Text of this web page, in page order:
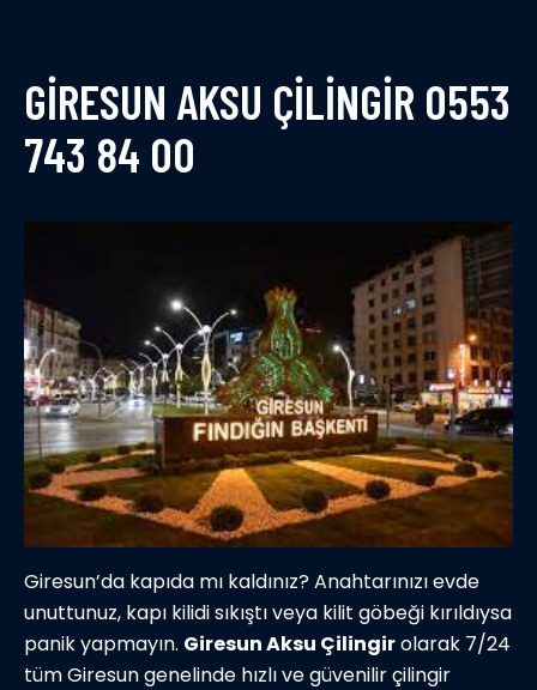
GİRESUN AKSU ÇİLİNGİR 0553
743 84 00
Giresun’da kapıda mı kaldınız? Anahtarınızı evde
unuttunuz, kapı kilidi sıkıştı veya kilit göbeği kırıldıysa
panik yapmayın. Giresun Aksu Çilingirolarak 7/24
tüm Giresun genelinde hızlı ve güvenilir çilingir